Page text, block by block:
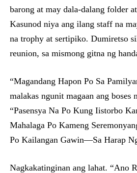
barong at may dala-dalang folder
Kasunod niya ang ilang staff na
na trophy at sertipiko. Dumiretso
reunion, sa mismong gitna ng
“Magandang Hapon Po Sa
malakas ngunit magaan ang boses
“Pasensya Na Po Kung Iistorbo
Mahalaga Po Kameng
Po Kailangan Gawin—Sa Harap
Nagkakatinginan ang lahat. “Ano